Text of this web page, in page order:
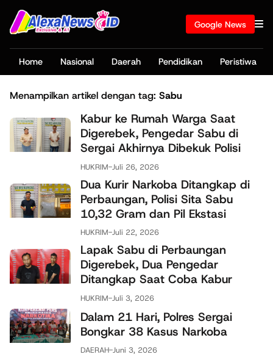
Google News
Home Nasional Daerah Pendidikan Peristiwa
Menampilkan artikel dengan tag: Sabu
Kabur ke Rumah Warga Saat
Digerebek, Pengedar Sabu di
Sergai Akhirnya Dibekuk Polisi
HUKRIM-Juli 26, 2026
Dua Kurir Narkoba Ditangkap di
Perbaungan, Polisi Sita Sabu
10,32 Gram dan Pil Ekstasi
HUKRIM-Juli 22, 2026
Lapak Sabu di Perbaungan
Digerebek, Dua Pengedar
Ditangkap Saat Coba Kabur
HUKRIM-Juli 3, 2026
Dalam 21 Hari, Polres Sergai
Bongkar 38 Kasus Narkoba
DAERAH-Juni 3, 2026